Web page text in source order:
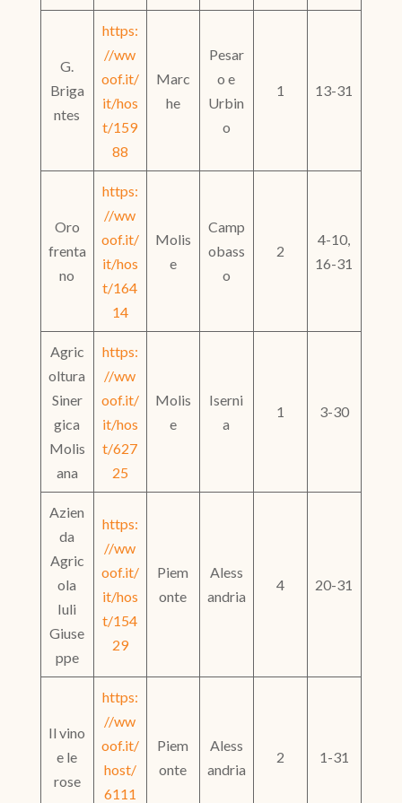
G.
Briga
ntes
https:
//ww
oof.it/
it/hos
t/159
88
Marc
he
Pesar
o e
Urbin
o
1 13-31
Oro
frenta
no
https:
//ww
oof.it/
it/hos
t/164
14
Molis
e
Camp
obass
o
2
4-10,
16-31
Agric
oltura
Siner
gica
Molis
ana
https:
//ww
oof.it/
it/hos
t/627
25
Molis
e
Iserni
a
1 3-30
Azien
da
Agric
ola
Iuli
Giuse
ppe
https:
//ww
oof.it/
it/hos
t/154
29
Piem
onte
Aless
andria
4 20-31
Il vino
e le
rose
https:
//ww
oof.it/
host/
6111
Piem
onte
Aless
andria
2 1-31